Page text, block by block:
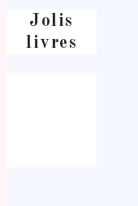
Jolis
livres